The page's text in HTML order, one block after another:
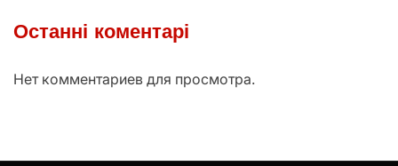
Останні коментарі
Нет комментариев для просмотра.